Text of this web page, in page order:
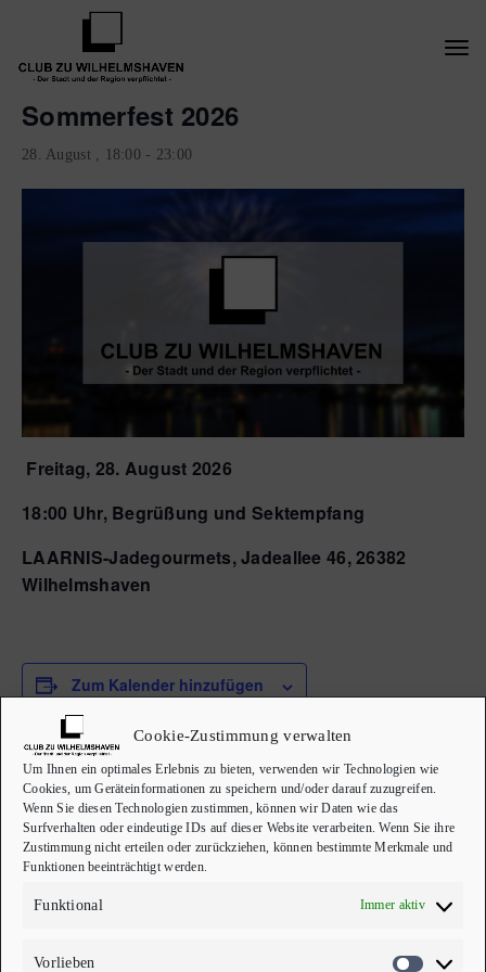
Cookie-Zustimmung verwalten
Um Ihnen ein optimales Erlebnis zu bieten, verwenden wir Technologien wie
Cookies, um Geräteinformationen zu speichern und/oder darauf zuzugreifen.
Wenn Sie diesen Technologien zustimmen, können wir Daten wie das
Surfverhalten oder eindeutige IDs auf dieser Website verarbeiten. Wenn Sie ihre
Zustimmung nicht erteilen oder zurückziehen, können bestimmte Merkmale und
Funktionen beeinträchtigt werden.
Funktional Immer aktiv
Vorlieben
« Alle Veranstaltungen
Sommerfest 2026
28. August , 18:00 - 23:00
Freitag, 28. August 2026
18:00 Uhr, Begrüßung und Sektempfang
LAARNIS-Jadegourmets, Jadeallee 46, 26382
Wilhelmshaven
Zum Kalender hinzufügen
DETAILS
Datum:
28. August
Zeit:
VERANSTALTER
Club zu Wilhelmshaven